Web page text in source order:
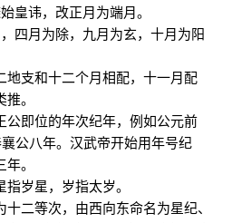
皇讳，改正月为端月。
四月为除，九月为玄，十月为阳
地支和十二个月相配，十一月配
。
公即位的年次纪年，例如公元前
公八年。汉武帝开始用年号纪
。
岁星，岁指太岁。
二等次，由西向东命名为星纪、